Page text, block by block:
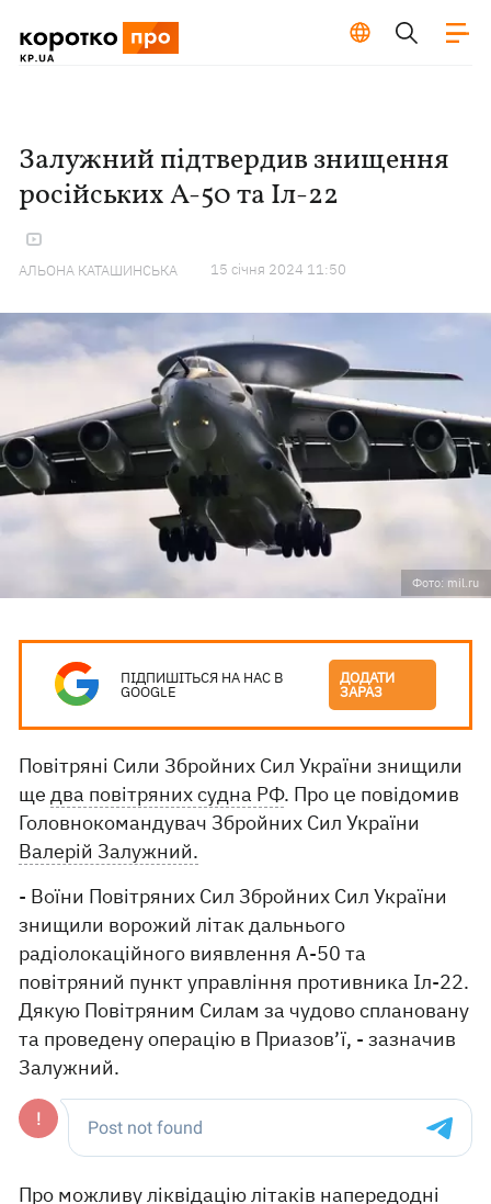
Залужний підтвердив знищення
російських А-50 та Іл-22
АЛЬОНА КАТАШИНСЬКА 15 сiчня 2024 11:50
Фото: mil.ru
ПІДПИШІТЬСЯ НА НАС В
GOOGLE
ДОДАТИ
ЗАРАЗ
Повітряні Сили Збройних Сил України знищили
щедва повітряних судна РФ. Про це повідомив
Головнокомандувач Збройних Сил України
Валерій Залужний.
- Воїни Повітряних Сил Збройних Сил України
знищили ворожий літак дальнього
радіолокаційного виявлення А-50 та
повітряний пункт управління противника Іл-22.
Дякую Повітряним Силам за чудово сплановану
та проведену операцію в Приазов’ї, - зазначив
Залужний.
Про можливу ліквідацію літаків напередодні